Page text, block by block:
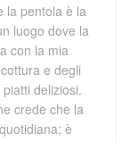
la pentola è la
luogo dove la
con la mia
e degli
deliziosi.
crede che la
è